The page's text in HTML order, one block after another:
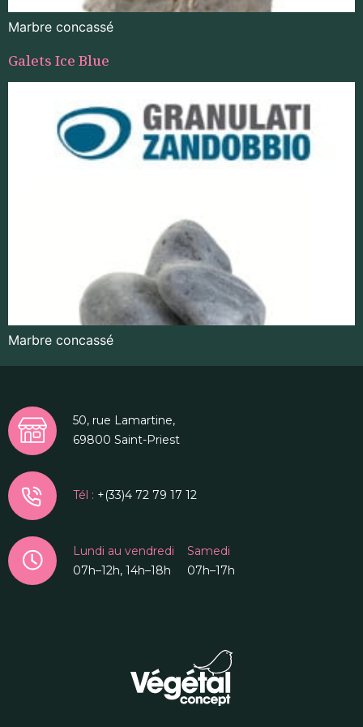
Marbre concassé
Galets Ice Blue
Marbre concassé
50, rue Lamartine,
69800 Saint-Priest
Tél : +(33)4 72 79 17 12
Lundi au vendredi
07h–12h, 14h–18h
Samedi
07h–17h